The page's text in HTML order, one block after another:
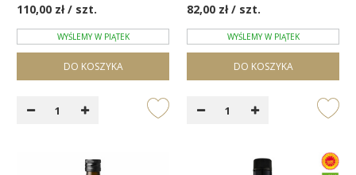
110,00 zł / szt.
WYŚLEMY W PIĄTEK
DO KOSZYKA
82,00 zł / szt.
WYŚLEMY W PIĄTEK
DO KOSZYKA